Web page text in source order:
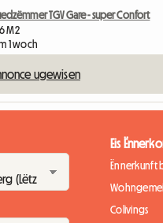
TGV Gare - super Confort
M2
1 woch
ugewisen
Eis
Ënnerkunft
Colivings